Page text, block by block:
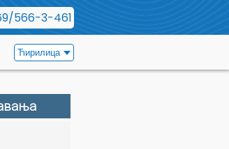
566-3-461
Ћирилица